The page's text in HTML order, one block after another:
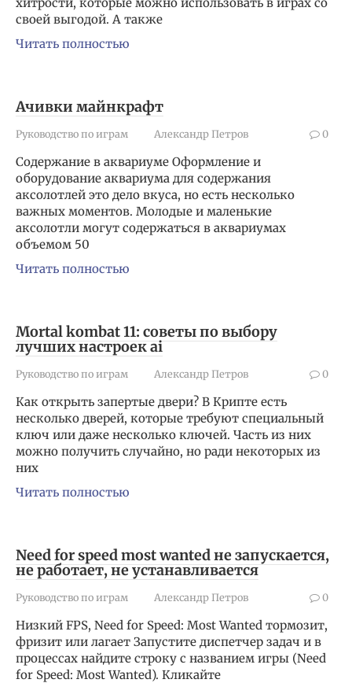
своей выгодой. А также
Читать полностью
Ачивки майнкрафт
Руководство по играм Александр Петров 0
Содержание в аквариуме Оформление и
оборудование аквариума для содержания
аксолотлей это дело вкуса, но есть несколько
важных моментов. Молодые и маленькие
аксолотли могут содержаться в аквариумах
объемом 50
Читать полностью
Mortal kombat 11: советы по выбору
лучших настроек ai
Руководство по играм Александр Петров 0
Как открыть запертые двери? В Крипте есть
несколько дверей, которые требуют специальный
ключ или даже несколько ключей. Часть из них
можно получить случайно, но ради некоторых из
них
Читать полностью
Need for speed most wanted не запускается,
не работает, не устанавливается
Руководство по играм Александр Петров 0
Низкий FPS, Need for Speed: Most Wanted тормозит,
фризит или лагает Запустите диспетчер задач и в
процессах найдите строку с названием игры (Need
for Speed: Most Wanted). Кликайте